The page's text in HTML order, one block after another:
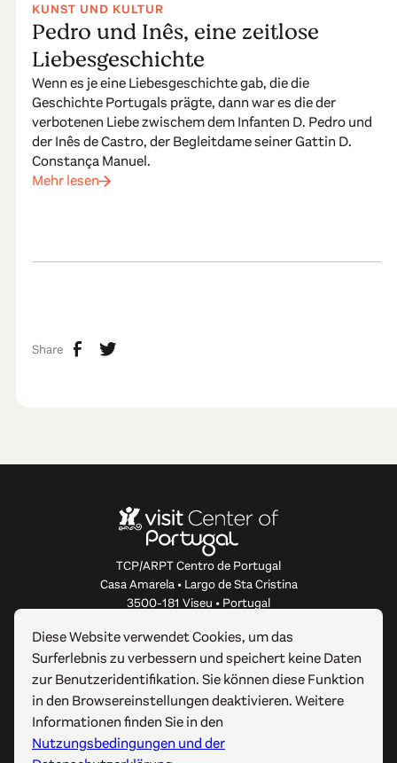
KUNST UND KULTUR
Pedro und Inês, eine zeitlose
Liebesgeschichte
Wenn es je eine Liebesgeschichte gab, die die
Geschichte Portugals prägte, dann war es die der
verbotenen Liebe zwischem dem Infanten D. Pedro und
der Inês de Castro, der Begleitdame seiner Gattin D.
Constança Manuel.
Mehr lesen
Share
TCP/ARPT Centro de Portugal
Casa Amarela • Largo de Sta Cristina
3500-181 Viseu • Portugal
ÜBER DIESE WEBSITE
NÜTZLICHE LINKS
Diese Website verwendet Cookies, um das
Surferlebnis zu verbessern und speichert keine Daten
zur Benutzeridentifikation. Sie können diese Funktion
in den Browsereinstellungen deaktivieren. Weitere
Informationen finden Sie in den
Nutzungsbedingungen und der